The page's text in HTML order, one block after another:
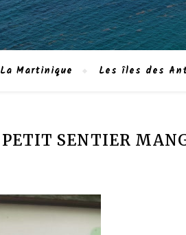
La Martinique Les îles des
PETIT SENTIER